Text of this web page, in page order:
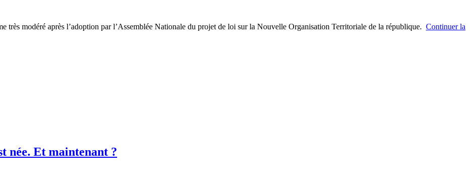
très modéré après l’adoption par l’Assemblée Nationale du projet de loi sur la Nouvelle Organisation Territoriale de la république. Continuer la
née. Et maintenant ?